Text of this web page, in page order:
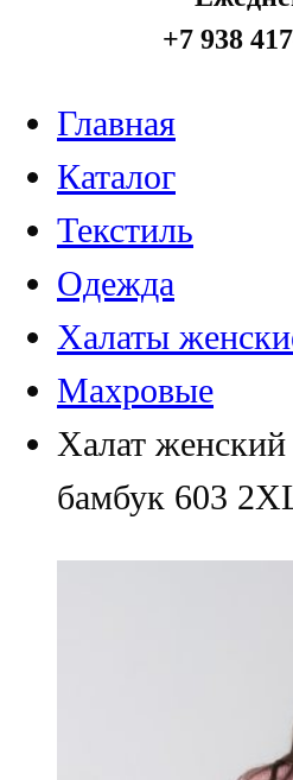
+7 938
Главная
Каталог
Текстиль
Одежда
Халаты
Махровые
Халат
бамбук 603